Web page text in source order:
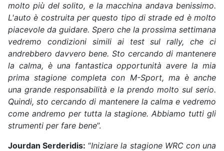
molto più del solito, e la macchina andava benissimo.
L'auto è costruita per questo tipo di strade ed è molto
piacevole da guidare. Spero che la prossima settimana
vedremo condizioni simili ai test sul rally, che ci
andrebbero davvero bene. Sto cercando di mantenere
la calma, è una fantastica opportunità avere la mia
prima stagione completa con M-Sport, ma è anche
una grande responsabilità e la prendo molto sul serio.
Quindi, sto cercando di mantenere la calma e vedremo
come andremo per tutta la stagione. Abbiamo tutti gli
strumenti per fare bene”.
Jourdan Serderidis: “Iniziare la stagione WRC con una